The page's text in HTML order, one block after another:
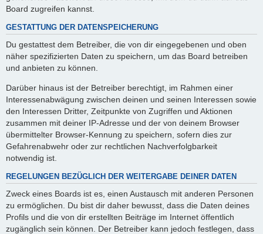
Board zugreifen kannst.
GESTATTUNG DER DATENSPEICHERUNG
Du gestattest dem Betreiber, die von dir eingegebenen und oben
näher spezifizierten Daten zu speichern, um das Board betreiben
und anbieten zu können.
Darüber hinaus ist der Betreiber berechtigt, im Rahmen einer
Interessenabwägung zwischen deinen und seinen Interessen sowie
den Interessen Dritter, Zeitpunkte von Zugriffen und Aktionen
zusammen mit deiner IP-Adresse und der von deinem Browser
übermittelter Browser-Kennung zu speichern, sofern dies zur
Gefahrenabwehr oder zur rechtlichen Nachverfolgbarkeit
notwendig ist.
REGELUNGEN BEZÜGLICH DER WEITERGABE DEINER DATEN
Zweck eines Boards ist es, einen Austausch mit anderen Personen
zu ermöglichen. Du bist dir daher bewusst, dass die Daten deines
Profils und die von dir erstellten Beiträge im Internet öffentlich
zugänglich sein können. Der Betreiber kann jedoch festlegen, dass